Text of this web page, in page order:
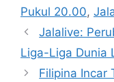
Pukul 20.00,
Jalalive:
Liga-Liga Dunia
Filipina Incar